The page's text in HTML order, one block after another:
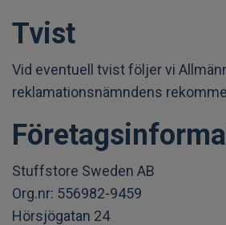
Tvist
Vid eventuell tvist följer vi
reklamationsnämndens
Stuffstore Sweden AB
Org.nr: 556982-9459
Hörsjögatan 24